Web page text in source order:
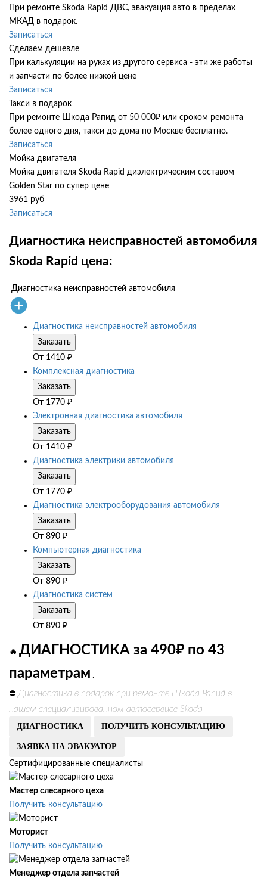
При ремонте Skoda Rapid ДВС, эвакуация авто в пределах
МКАД в подарок.
Записаться
Сделаем дешевле
При калькуляции на руках из другого сервиса - эти же работы
и запчасти по более низкой цене
Записаться
Такси в подарок
При ремонте Шкода Рапид от 50 000₽ или сроком ремонта
более одного дня, такси до дома по Москве бесплатно.
Записаться
Мойка двигателя
Мойка двигателя Skoda Rapid диэлектрическим составом
Golden Star по супер цене
3961 руб
Записаться
Диагностика неисправностей автомобиля
Skoda Rapid цена:
Диагностика неисправностей автомобиля
Диагностика неисправностей автомобиля
Заказать
От 1410 ₽
Комплексная диагностика
Заказать
От 1770 ₽
Электронная диагностика автомобиля
Заказать
От 1410 ₽
Диагностика электрики автомобиля
Заказать
От 1770 ₽
Диагностика электрооборудования автомобиля
Заказать
От 890 ₽
Компьютерная диагностика
Заказать
От 890 ₽
Диагностика систем
Заказать
От 890 ₽
🔥 ДИАГНОСТИКА за 490₽ по 43
параметрам .
⛔ Диагностика в подарок при ремонте Шкода Рапид в
нашем специализированном автосервисе Skoda
ДИАГНОСТИКА ПОЛУЧИТЬ КОНСУЛЬТАЦИЮ
ЗАЯВКА НА ЭВАКУАТОР
Сертифицированные специалисты
Мастер слесарного цеха
Получить консультацию
Моторист
Получить консультацию
Менеджер отдела запчастей